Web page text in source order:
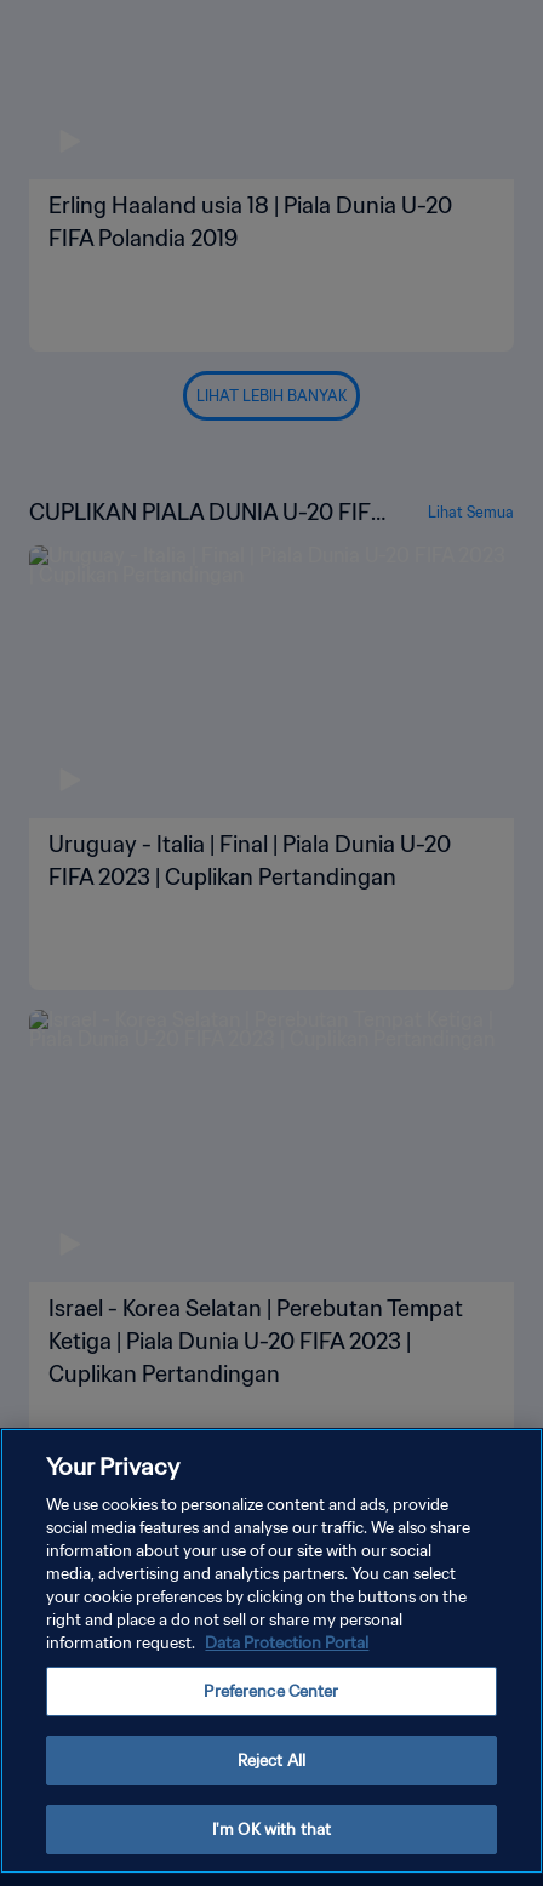
Erling Haaland usia 18 | Piala Dunia U-20
FIFA Polandia 2019
LIHAT LEBIH BANYAK
CUPLIKAN PIALA DUNIA U-20 FIFA
ARGENTINA 2023
Lihat Semua
Uruguay - Italia | Final | Piala Dunia U-20
FIFA 2023 | Cuplikan Pertandingan
Israel - Korea Selatan | Perebutan Tempat
Ketiga | Piala Dunia U-20 FIFA 2023 |
Cuplikan Pertandingan
LIHAT LEBIH BANYAK
KEBIJAKAN PRIVASI
SYARAT DAN KETENTUAN
Your Privacy
We use cookies to personalize content and ads, provide
social media features and analyse our traffic. We also share
information about your use of our site with our social
media, advertising and analytics partners. You can select
your cookie preferences by clicking on the buttons on the
right and place a do not sell or share my personal
information request. Data Protection Portal
Preference Center
Reject All
I'm OK with that